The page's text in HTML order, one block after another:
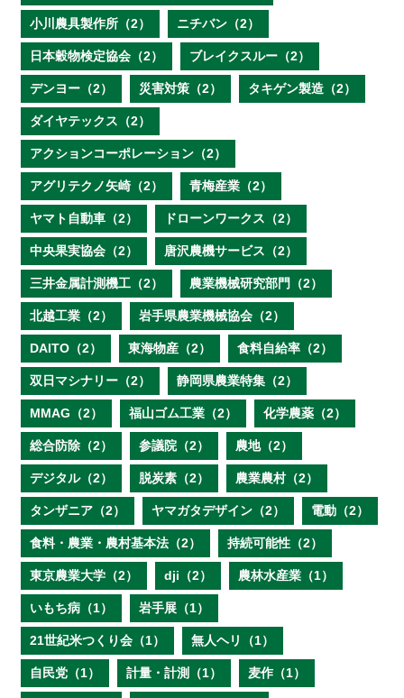
小川農具製作所（2） ニチバン（2）
日本穀物検定協会（2） ブレイクスルー（2）
デンヨー（2） 災害対策（2） タキゲン製造（2）
ダイヤテックス（2）
アクションコーポレーション（2）
アグリテクノ矢崎（2） 青梅産業（2）
ヤマト自動車（2） ドローンワークス（2）
中央果実協会（2） 唐沢農機サービス（2）
三井金属計測機工（2） 農業機械研究部門（2）
北越工業（2） 岩手県農業機械協会（2）
DAITO（2） 東海物産（2） 食料自給率（2）
双日マシナリー（2） 静岡県農業特集（2）
MMAG（2） 福山ゴム工業（2） 化学農薬（2）
総合防除（2） 参議院（2） 農地（2）
デジタル（2） 脱炭素（2） 農業農村（2）
タンザニア（2） ヤマガタデザイン（2） 電動（2）
食料・農業・農村基本法（2） 持続可能性（2）
東京農業大学（2） dji（2） 農林水産業（1）
いもち病（1） 岩手展（1）
21世紀米つくり会（1） 無人ヘリ（1）
自民党（1） 計量・計測（1） 麦作（1）